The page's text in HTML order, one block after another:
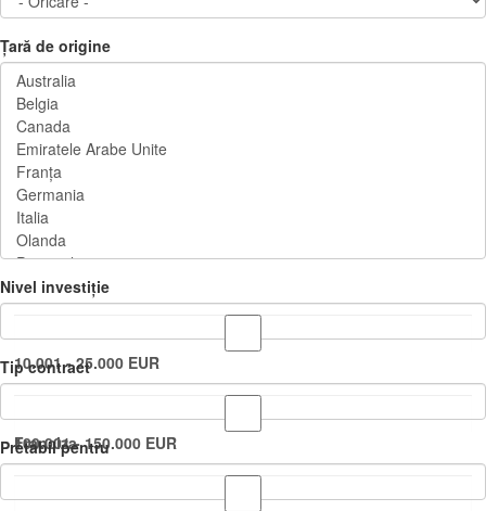
Țară de origine
Nivel investiție
10.001 - 25.000 EUR
100.001 - 150.000 EUR
Tip contract
Franciza
Pretabil pentru